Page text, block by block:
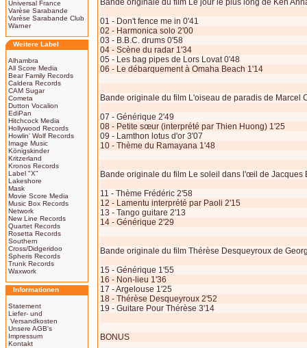
Universal France
Varèse Sarabande
Varèse Sarabande Club
Warner
Weitere Label
Alhambra
All Score Media
Bear Family Records
Caldera Records
CAM Sugar
Cometa
Dutton Vocalion
EdiPan
Hitchcock Media
Hollywood Records
Howlin' Wolf Records
Image Music
Königskinder
Kritzerland
Kronos Records
Label "X"
Lakeshore
Mask
Movie Score Media
Music Box Records
Network
New Line Records
Quartet Records
Rosetta Records
Southern
Cross/Didgeridoo
Spheris Records
Trunk Records
Waxwork
Informationen
Statement
Liefer- und
Versandkosten
Unsere AGB's
Impressum
Kontakt
Bande originale du film Le jour le plus long de Ken
01 - Don't fence me in 0'41
02 - Harmonica solo 2'00
03 - B.B.C. drums 0'58
04 - Scène du radar 1'34
05 - Les bag pipes de Lors Lovat 0'48
06 - Le débarquement à Omaha Beach 1'14
Bande originale du film L'oiseau de paradis de Marcel
07 - Générique 2'49
08 - Petite sœur (interprété par Thien Huong) 1'25
09 - Lamthon lotus d'or 3'07
10 - Thème du Ramayana 1'48
Bande originale du film Le soleil dans l'œil de Jacques
11 - Thème Frédéric 2'58
12 - Lamentu interprété par Paoli 2'15
13 - Tango guitare 2'13
14 - Générique 2'29
Bande originale du film Thérèse Desqueyroux de
15 - Générique 1'55
16 - Non-lieu 1'36
17 - Argelouse 1'25
18 - Thérèse Desqueyroux 2'52
19 - Guitare Pour Thérèse 3'14
BONUS